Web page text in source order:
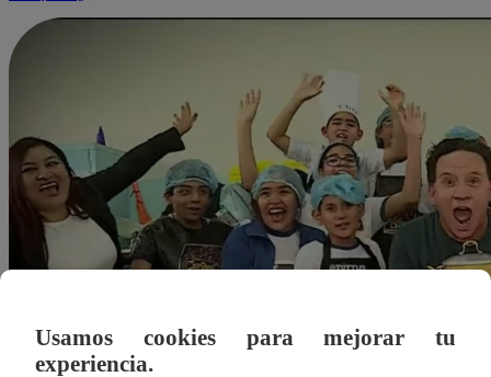
Usamos cookies para mejorar tu
experiencia.